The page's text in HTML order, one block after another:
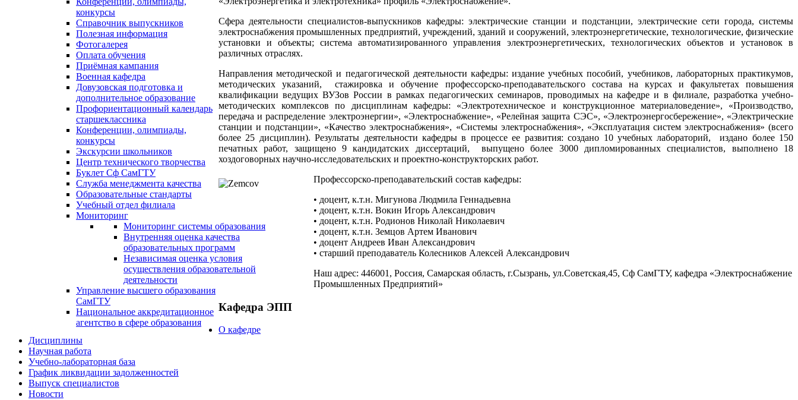
конкурсы
Справочник выпускников
Полезная информация
Фотогалерея
Оплата обучения
Приёмная кампания
Военная кафедра
Довузовская подготовка и
дополнительное образование
Профориентационный календарь
старшеклассника
Конференции, олимпиады,
конкурсы
Экскурсии школьников
Центр технического творчества
Буклет Сф СамГТУ
Служба менеджмента качества
Образовательные стандарты
Учебный отдел филиала
Мониторинг
Мониторинг системы образования
Внутренняя оценка качества
образовательных программ
Независимая оценка условия
осуществления образовательной
деятельности
Управление высшего образования
СамГТУ
Национальное аккредитационное
агентство в сфере образования
Сфера деятельности специалистов-выпускников кафедры: электрические станции и подстанции, электрические сети города, системы
электроснабжения промышленных предприятий, учреждений, зданий и сооружений, электроэнергетические, технологические, физические
установки и объекты; система автоматизированного управления электроэнергетических, технологических объектов и установок в
различных отраслях.
Направления методической и педагогической деятельности кафедры: издание учебных пособий, учебников, лабораторных практикумов,
методических указаний,
стажировка и обучение профессорско-преподавательского состава на курсах и факультетах повышения
квалификации ведущих ВУЗов России в рамках педагогических семинаров, проводимых на кафедре и в филиале, разработка учебно-
методических комплексов по дисциплинам кафедры: «Электротехническое и конструкционное материаловедение», «Производство,
передача и распределение электроэнергии», «Электроснабжение», «Релейная защита СЭС», «Электроэнергосбережение», «Электрические
станции и подстанции», «Качество электроснабжения», «Системы электроснабжения», «Эксплуатация систем электроснабжения» (всего
более 25 дисциплин). Результаты деятельности кафедры в процессе ее развития: создано 10 учебных лабораторий,
издано более 150
печатных работ, защищено 9 кандидатских диссертаций,
выпущено более 3000 дипломированных специалистов, выполнено 18
хоздоговорных научно-исследовательских и проектно-конструкторских работ.
Профессорско-преподавательский состав кафедры:
• доцент, к.т.н. Мигунова Людмила Геннадьевна
• доцент, к.т.н. Вокин Игорь Александрович
• доцент, к.т.н. Родионов Николай Николаевич
• доцент, к.т.н. Земцов Артем Иванович
• доцент Андреев Иван Александрович
• старший преподаватель Колесников Алексей Александрович
Наш адрес: 446001, Россия, Самарская область, г.Сызрань, ул.Советская,45, Сф СамГТУ, кафедра «Электроснабжение
Промышленных Предприятий»
Кафедра ЭПП
О кафедре
Дисциплины
Научная работа
Учебно-лабораторная база
График ликвидации задолженностей
Выпуск специалистов
Новости